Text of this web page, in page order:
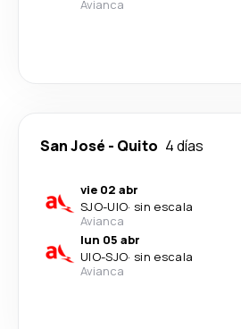
Avianca
San José - Quito 4 días
vie 02 abr
SJO-UIO· sin escala
Avianca
lun 05 abr
UIO-SJO· sin escala
Avianca